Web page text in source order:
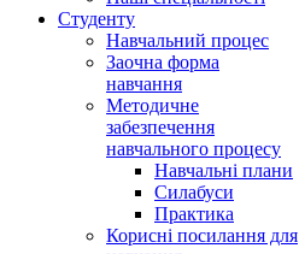
Студенту
Навчальний процес
Заочна форма
навчання
Методичне
забезпечення
навчального процесу
Навчальні плани
Силабуси
Практика
Корисні посилання для